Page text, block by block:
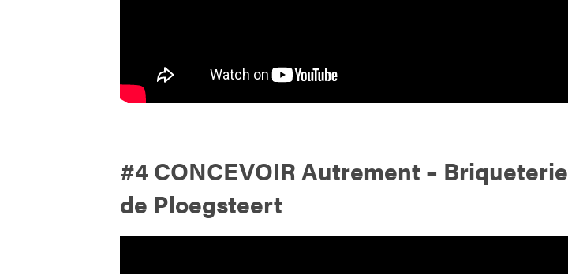
#4 CONCEVOIR Autrement – Briqueterie
de Ploegsteert